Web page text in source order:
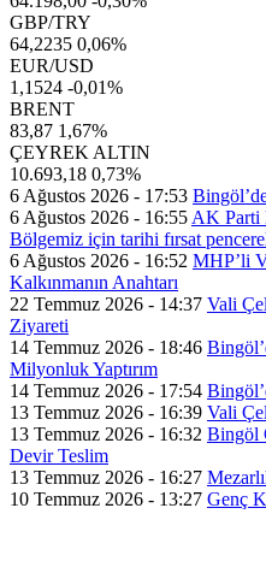
GBP/TRY
64,2235 0,06%
EUR/USD
1,1524 -0,01%
BRENT
83,87 1,67%
ÇEYREK ALTIN
10.693,18 0,73%
6 Ağustos 2026 - 17:53
6 Ağustos 2026 - 16:55 AK Parti
Bölgemiz için tarihi fırsat
6 Ağustos 2026 - 16:52 MHP’li
Kalkınmanın Anahtarı
22 Temmuz 2026 - 14:37 Vali
Ziyareti
14 Temmuz 2026 - 18:46
Milyonluk Yaptırım
14 Temmuz 2026 - 17:54
13 Temmuz 2026 - 16:39 Vali
13 Temmuz 2026 - 16:32 Bingöl
Devir Teslim
13 Temmuz 2026 - 16:27
10 Temmuz 2026 - 13:27 Genç